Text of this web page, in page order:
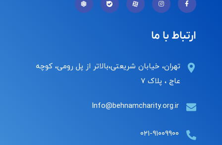
ارتباط با ما
تهران، خیابان شریعتی،بالاتر از پل رومی، کوچه
عاج ، پلاک ۷
Info@behnamcharity.org.ir
۰۲۱-۹۱۰۰۹۹۰۰